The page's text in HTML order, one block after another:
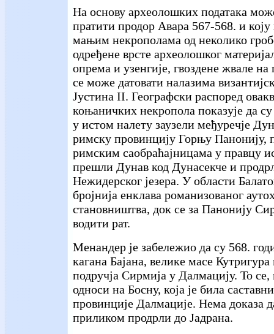
На основу археолошких података
пратити продор Авара 567-568. и
мањим некрополама од неколико
одређене врсте археолошког
опрема и узенгије, гвоздене жвале
се може датовати налазима
Јустина II. Географски распоред
коњаничких некропола показује да
у истом налету заузели међуречје
римску провинцију Горњу Панонију,
римским саобраћајницама у правцу
прешли Дунав код Дунасекче и
Нежидерског језера. У области
бројнија енклава романизованог
становништва, док се за Панонију
водити рат.
Менандер је забележио да су 568.
кагана Бајана, велике масе
подручја Сирмија у Далмацију. То се,
односи на Босну, која је била
провинције Далмације. Нема доказа
приликом продрли до Јадрана.